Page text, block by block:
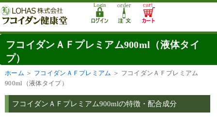
フコイダンＡＦプレミアム900ml（液体タイ
プ）
ホーム ＞ フコイダンＡＦプレミアム ＞ フコイダンＡＦプレミアム
900ml（液体タイプ）
フコイダンＡＦプレミアム900mlの特徴・配合成分